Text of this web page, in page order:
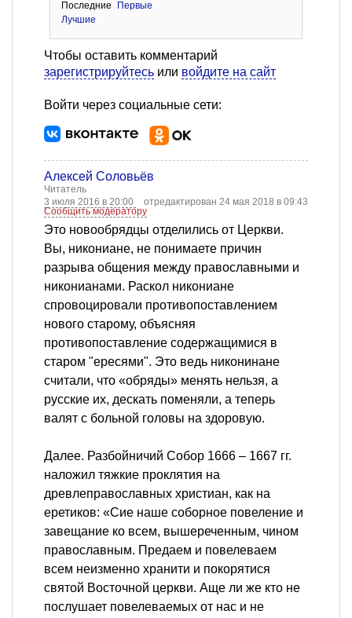
Последние
Первые
Лучшие
Чтобы оставить комментарий
зарегистрируйтесь или войдите на сайт
Войти через социальные сети:
Алексей Соловьёв
Читатель
3 июля 2016 в 20:00
отредактирован 24 мая 2018 в 09:43
Сообщить модератору
Это новообрядцы отделились от Церкви.
Вы, никониане, не понимаете причин
разрыва общения между православными и
никонианами. Раскол никониане
спровоцировали противопоставлением
нового старому, объясняя
противопоставление содержащимися в
старом "ересями". Это ведь никонинане
считали, что «обряды» менять нельзя, а
русские их, дескать поменяли, а теперь
валят с больной головы на здоровую.
Далее. Разбойничий Собор 1666 – 1667 гг.
наложил тяжкие проклятия на
древлеправославных христиан, как на
еретиков: «Сие наше соборное повеление и
завещание ко всем, вышереченным, чином
православным. Предаем и повелеваем
всем неизменно хранити и покорятися
святой Восточной церкви. Аще ли же кто не
послушает повелеваемых от нас и не